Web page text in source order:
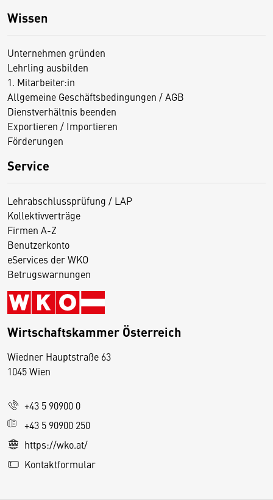
Wissen
Unternehmen gründen
Lehrling ausbilden
1. Mitarbeiter:in
Allgemeine Geschäftsbedingungen / AGB
Dienstverhältnis beenden
Exportieren / Importieren
Förderungen
Service
Lehrabschlussprüfung / LAP
Kollektivverträge
Firmen A-Z
Benutzerkonto
eServices der WKO
Betrugswarnungen
Wirtschaftskammer Österreich
Wiedner Hauptstraße 63
1045 Wien
+43 5 90900 0
+43 5 90900 250
https://wko.at/
Kontaktformular
D
s
e
S
e